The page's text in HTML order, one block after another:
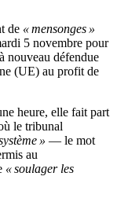
de « mensonges »
5 novembre pour
nouveau défendue
(UE) au profit de
heure, elle fait part
le tribunal
» — le mot
au
« soulager les